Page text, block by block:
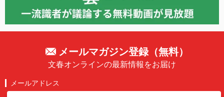
メールマガジン登録（無料）
文春オンラインの最新情報をお届け
メールアドレス